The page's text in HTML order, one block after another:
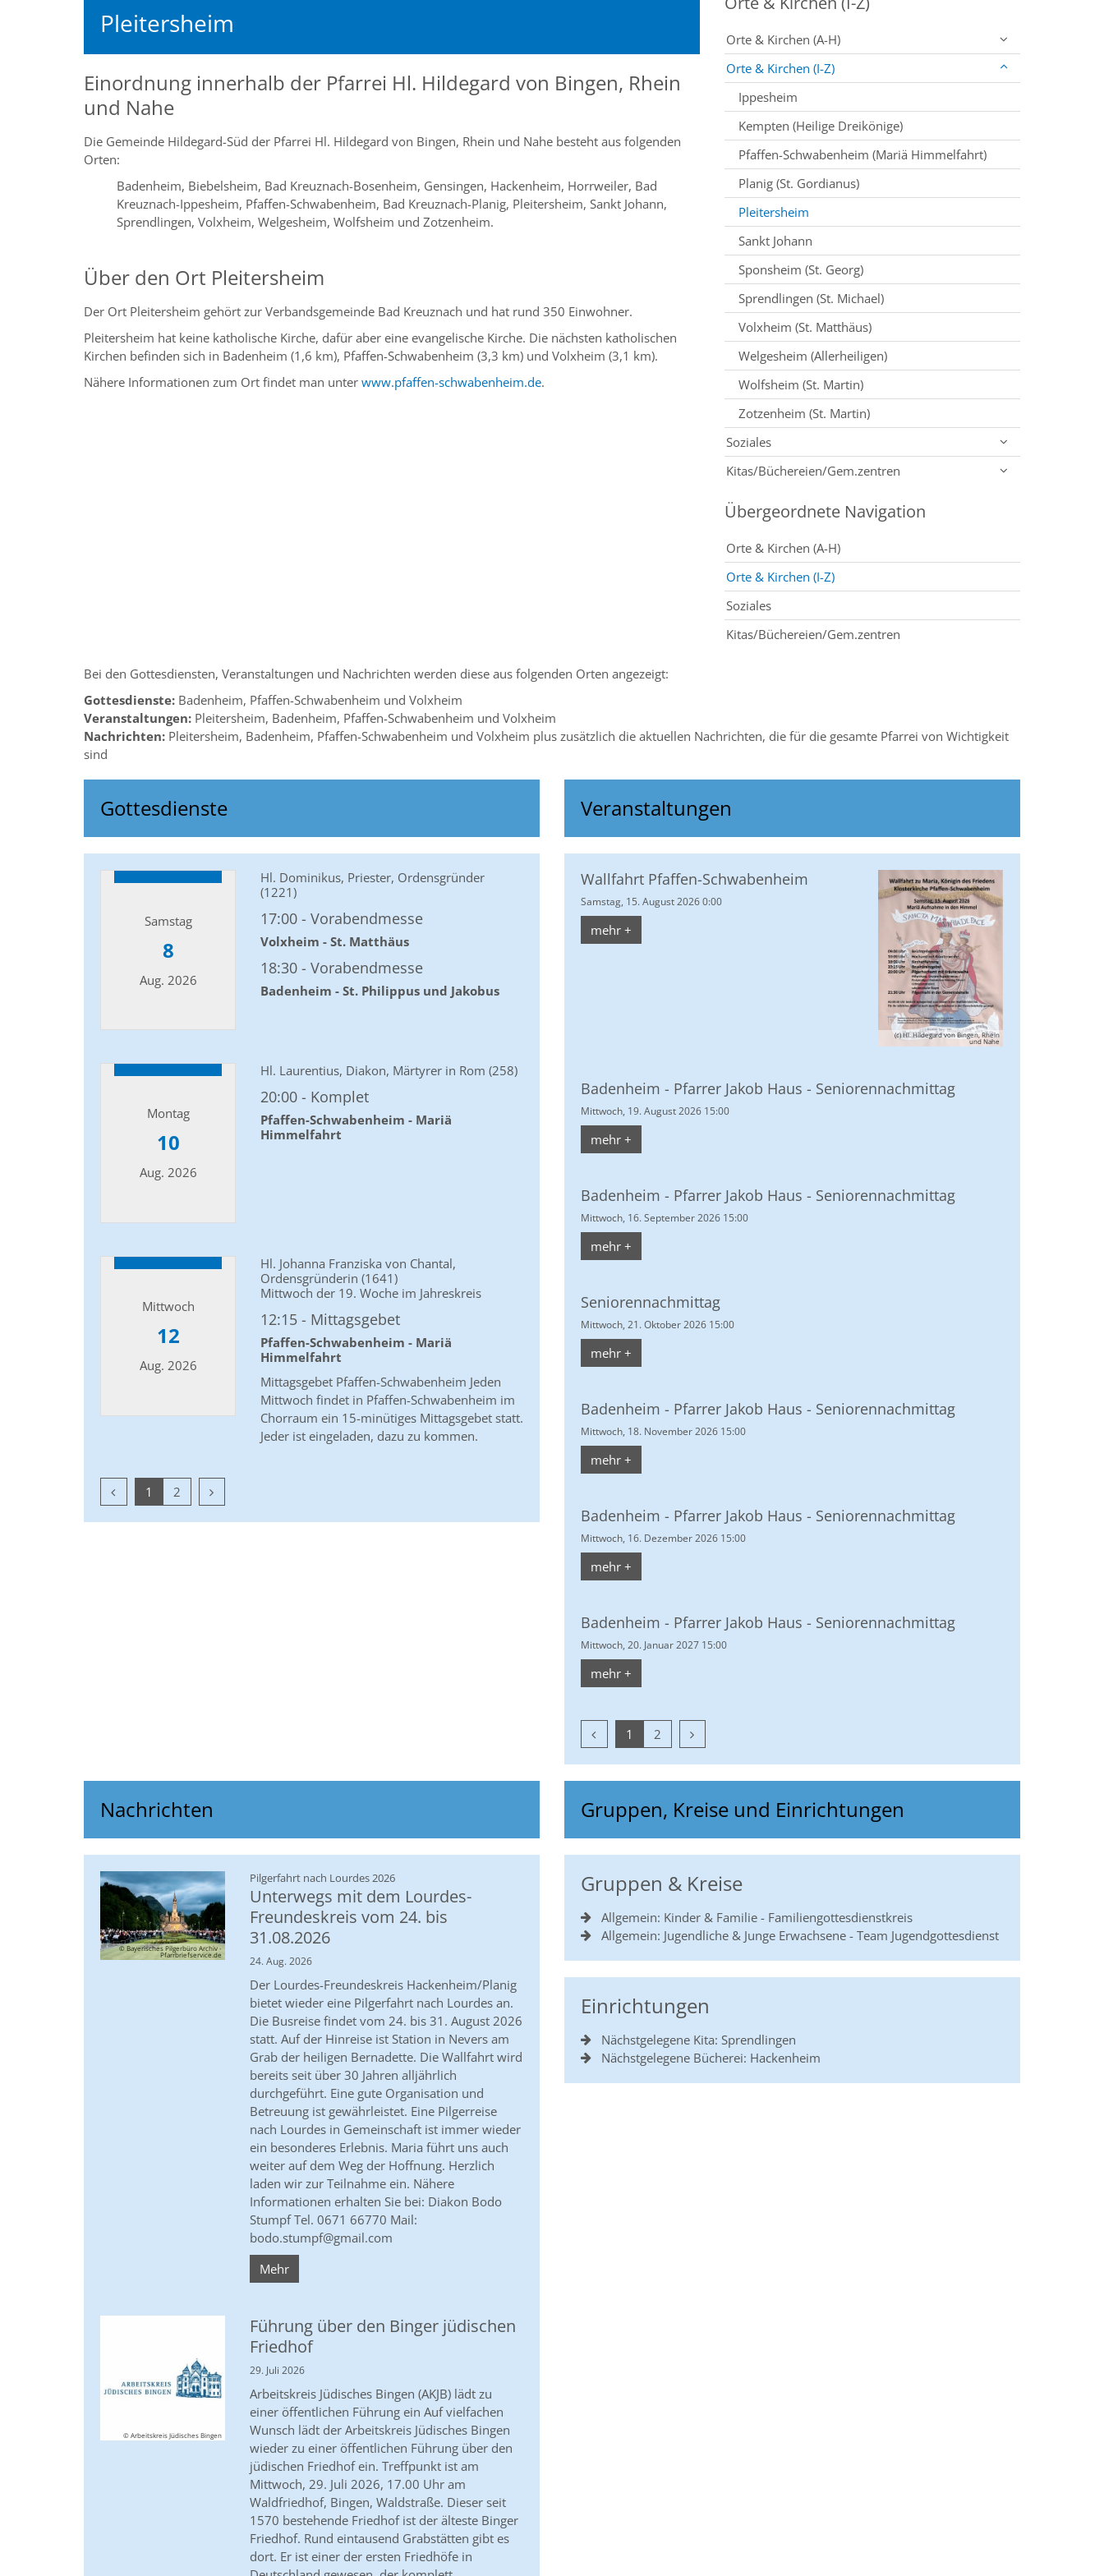
Pleitersheim
Einordnung innerhalb der Pfarrei Hl. Hildegard von Bingen, Rhein
und Nahe
Die Gemeinde Hildegard-Süd der Pfarrei Hl. Hildegard von Bingen, Rhein und Nahe besteht aus folgenden
Orten:
Badenheim, Biebelsheim, Bad Kreuznach-Bosenheim, Gensingen, Hackenheim, Horrweiler, Bad
Kreuznach-Ippesheim, Pfaffen-Schwabenheim, Bad Kreuznach-Planig, Pleitersheim, Sankt Johann,
Sprendlingen, Volxheim, Welgesheim, Wolfsheim und Zotzenheim.
Über den Ort Pleitersheim
Der Ort Pleitersheim gehört zur Verbandsgemeinde Bad Kreuznach und hat rund 350 Einwohner.
Pleitersheim hat keine katholische Kirche, dafür aber eine evangelische Kirche. Die nächsten katholischen
Kirchen befinden sich in Badenheim (1,6 km), Pfaffen-Schwabenheim (3,3 km) und Volxheim (3,1 km).
Nähere Informationen zum Ort findet man unter www.pfaffen-schwabenheim.de.
Orte & Kirchen (A-H)
Orte & Kirchen (I-Z)
Ippesheim
Kempten (Heilige Dreikönige)
Pfaffen-Schwabenheim (Mariä Himmelfahrt)
Planig (St. Gordianus)
Pleitersheim
Sankt Johann
Sponsheim (St. Georg)
Sprendlingen (St. Michael)
Volxheim (St. Matthäus)
Welgesheim (Allerheiligen)
Wolfsheim (St. Martin)
Zotzenheim (St. Martin)
Soziales
Kitas/Büchereien/Gem.zentren
Übergeordnete Navigation
Orte & Kirchen (A-H)
Orte & Kirchen (I-Z)
Soziales
Kitas/Büchereien/Gem.zentren
Bei den Gottesdiensten, Veranstaltungen und Nachrichten werden diese aus folgenden Orten angezeigt:
Gottesdienste: Badenheim, Pfaffen-Schwabenheim und Volxheim
Veranstaltungen: Pleitersheim, Badenheim, Pfaffen-Schwabenheim und Volxheim
Nachrichten: Pleitersheim, Badenheim, Pfaffen-Schwabenheim und Volxheim plus zusätzlich die aktuellen Nachrichten, die für die gesamte Pfarrei von Wichtigkeit
sind
Gottesdienste
Samstag
8
Aug. 2026
Hl. Dominikus, Priester, Ordensgründer
(1221)
17:00 Vorabendmesse
Volxheim - St. Matthäus
18:30 Vorabendmesse
Badenheim - St. Philippus und Jakobus
Montag
10
Aug. 2026
Hl. Laurentius, Diakon, Märtyrer in Rom (258)
20:00 Komplet
Pfaffen-Schwabenheim - Mariä
Himmelfahrt
Mittwoch
12
Aug. 2026
Hl. Johanna Franziska von Chantal,
Ordensgründerin (1641)
Mittwoch der 19. Woche im Jahreskreis
12:15 Mittagsgebet
Pfaffen-Schwabenheim - Mariä
Himmelfahrt
Mittagsgebet Pfaffen-Schwabenheim Jeden
Mittwoch findet in Pfaffen-Schwabenheim im
Chorraum ein 15-minütiges Mittagsgebet statt.
Jeder ist eingeladen, dazu zu kommen.
Vorherige Seite
1 2 Nächste Seite
Veranstaltungen
(c) Hl. Hildegard von Bingen, Rhein
und Nahe
Wallfahrt Pfaffen-Schwabenheim
Samstag, 15. August 2026 0:00
mehr +
Badenheim - Pfarrer Jakob Haus - Seniorennachmittag
Mittwoch, 19. August 2026 15:00
mehr +
Badenheim - Pfarrer Jakob Haus - Seniorennachmittag
Mittwoch, 16. September 2026 15:00
mehr +
Seniorennachmittag
Mittwoch, 21. Oktober 2026 15:00
mehr +
Badenheim - Pfarrer Jakob Haus - Seniorennachmittag
Mittwoch, 18. November 2026 15:00
mehr +
Badenheim - Pfarrer Jakob Haus - Seniorennachmittag
Mittwoch, 16. Dezember 2026 15:00
mehr +
Badenheim - Pfarrer Jakob Haus - Seniorennachmittag
Mittwoch, 20. Januar 2027 15:00
mehr +
Vorherige Seite
1 2 Nächste Seite
Nachrichten
© Bayerisches Pilgerbüro Archiv -
Pfarrbriefservice.de
Pilgerfahrt nach Lourdes 2026:
Unterwegs mit dem Lourdes-
Freundeskreis vom 24. bis
31.08.2026
24. Aug. 2026
Der Lourdes-Freundeskreis Hackenheim/Planig
bietet wieder eine Pilgerfahrt nach Lourdes an.
Die Busreise findet vom 24. bis 31. August 2026
statt. Auf der Hinreise ist Station in Nevers am
Grab der heiligen Bernadette. Die Wallfahrt wird
bereits seit über 30 Jahren alljährlich
durchgeführt. Eine gute Organisation und
Betreuung ist gewährleistet. Eine Pilgerreise
nach Lourdes in Gemeinschaft ist immer wieder
ein besonderes Erlebnis. Maria führt uns auch
weiter auf dem Weg der Hoffnung. Herzlich
laden wir zur Teilnahme ein. Nähere
Informationen erhalten Sie bei: Diakon Bodo
Stumpf Tel. 0671 66770 Mail:
bodo.stumpf@gmail.com
Mehr
© Arbeitskreis Jüdisches Bingen
Führung über den Binger jüdischen
Friedhof
29. Juli 2026
Arbeitskreis Jüdisches Bingen (AKJB) lädt zu
einer öffentlichen Führung ein Auf vielfachen
Wunsch lädt der Arbeitskreis Jüdisches Bingen
wieder zu einer öffentlichen Führung über den
jüdischen Friedhof ein. Treffpunkt ist am
Mittwoch, 29. Juli 2026, 17.00 Uhr am
Waldfriedhof, Bingen, Waldstraße. Dieser seit
1570 bestehende Friedhof ist der älteste Binger
Friedhof. Rund eintausend Grabstätten gibt es
dort. Er ist einer der ersten Friedhöfe in
Gruppen, Kreise und Einrichtungen
Gruppen & Kreise
Allgemein: Kinder & Familie - Familiengottesdienstkreis
Allgemein: Jugendliche & Junge Erwachsene - Team Jugendgottesdienst
Einrichtungen
Nächstgelegene Kita: Sprendlingen
Nächstgelegene Bücherei: Hackenheim